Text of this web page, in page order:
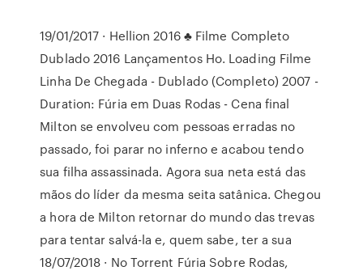
19/01/2017 · Hellion 2016 ♣ Filme Completo
Dublado 2016 Lançamentos Ho. Loading Filme
Linha De Chegada - Dublado (Completo) 2007 -
Duration: Fúria em Duas Rodas - Cena final
Milton se envolveu com pessoas erradas no
passado, foi parar no inferno e acabou tendo
sua filha assassinada. Agora sua neta está das
mãos do líder da mesma seita satânica. Chegou
a hora de Milton retornar do mundo das trevas
para tentar salvá-la e, quem sabe, ter a sua
18/07/2018 · No Torrent Fúria Sobre Rodas,